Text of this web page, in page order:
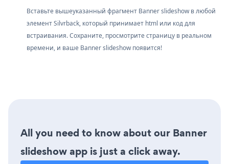
Вставьте вышеуказанный фрагмент Banner slideshow в любой
элемент Silvrback, который принимает html или код для
встраивания. Сохраните, просмотрите страницу в реальном
времени, и ваше Banner slideshow появится!
All you need to know about our Banner
slideshow app is just a click away.